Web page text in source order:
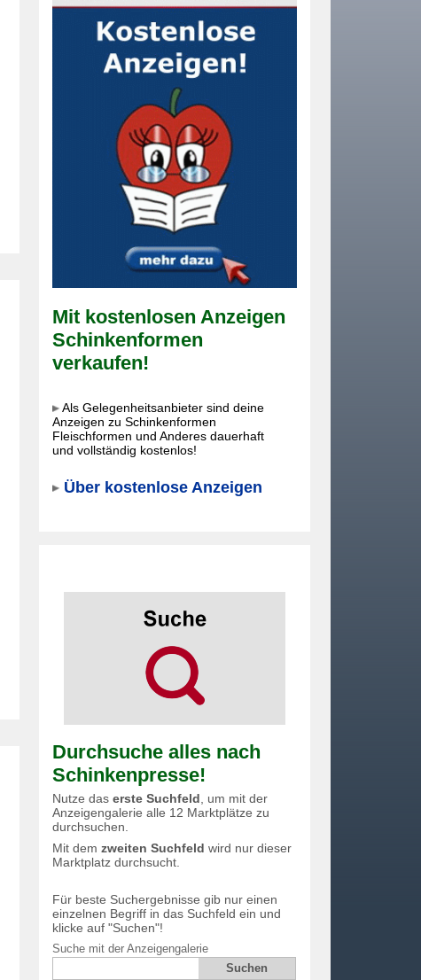
Mit kostenlosen Anzeigen
Schinkenformen
verkaufen!
Als Gelegenheitsanbieter sind deine
Anzeigen zu Schinkenformen
Fleischformen und Anderes dauerhaft
und vollständig kostenlos!
Über kostenlose Anzeigen
Durchsuche alles nach
Schinkenpresse!
Nutze das erste Suchfeld , um mit der
Anzeigengalerie alle 12 Marktplätze zu
durchsuchen.
Mit dem zweiten Suchfeld wird nur dieser
Marktplatz durchsucht.
Für beste Suchergebnisse gib nur einen
einzelnen Begriff in das Suchfeld ein und
klicke auf "Suchen"!
Suche mit der Anzeigengalerie